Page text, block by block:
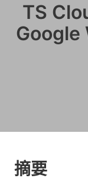
TS
Google
摘要